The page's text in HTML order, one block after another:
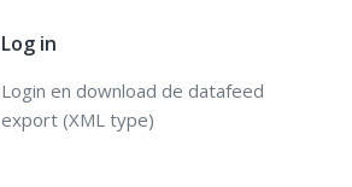
Log in
Login en download de datafeed
export (XML type)